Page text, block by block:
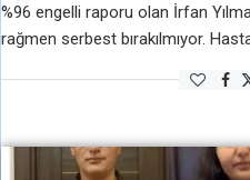
%96 engelli raporu olan İrfan
rağmen serbest bırakılmıyor.
dahi hiçe sayıyorlar. Zafere kadar